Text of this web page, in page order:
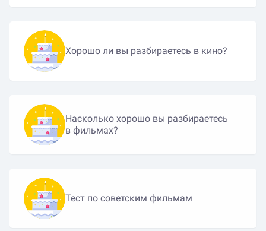
Хорошо ли вы разбираетесь в кино?
Насколько хорошо вы разбираетесь
в фильмах?
Тест по советским фильмам